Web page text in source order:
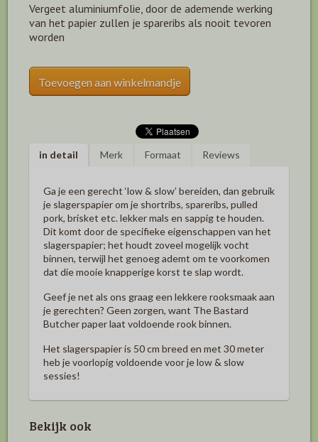
Vergeet aluminiumfolie, door de ademende werking
van het papier zullen je spareribs als nooit tevoren
worden
Toevoegen aan winkelmandje
in detail Merk Formaat Reviews
Ga je een gerecht ‘low & slow’ bereiden, dan gebruik
je slagerspapier om je shortribs, spareribs, pulled
pork, brisket etc. lekker mals en sappig te houden.
Dit komt door de specifieke eigenschappen van het
slagerspapier; het houdt zoveel mogelijk vocht
binnen, terwijl het genoeg ademt om te voorkomen
dat die mooie knapperige korst te slap wordt.
Geef je net als ons graag een lekkere rooksmaak aan
je gerechten? Geen zorgen, want The Bastard
Butcher paper laat voldoende rook binnen.
Het slagerspapier is 50 cm breed en met 30 meter
heb je voorlopig voldoende voor je low & slow
sessies!
Bekijk ook